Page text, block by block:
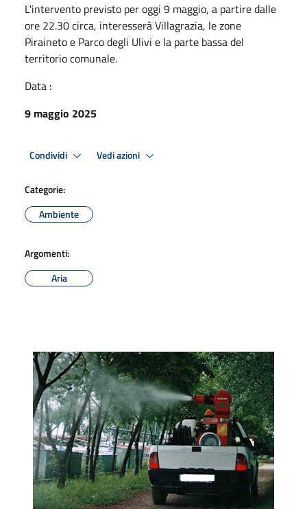
L'intervento previsto per oggi 9 maggio, a partire dalle
ore 22.30 circa, interesserà Villagrazia, le zone
Piraineto e Parco degli Ulivi e la parte bassa del
territorio comunale.
Data :
9 maggio 2025
Condividi Vedi azioni
Categorie:
Ambiente
Argomenti:
Aria